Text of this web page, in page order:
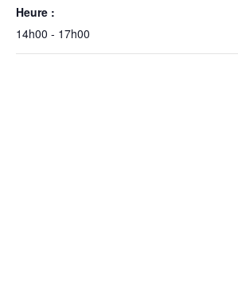
Heure :
14h00 - 17h00